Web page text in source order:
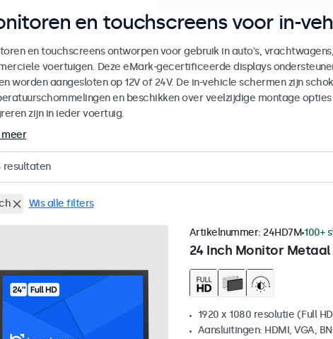
en touchscreens voor in-
en touchscreens ontworpen voor gebruik in auto's,
voertuigen. Deze eMark-gecertificeerde displays
worden aangesloten op 12V of 24V. De in-vehicle schermen zijn
en beschikken over veelzijdige montage
zijn in ieder voertuig.
meer
resultaten
Wis alle filters
24 Inch Monitor Metaal
Artikelnummer: 24HD7M 100+
1920 x 1080 resolutie (Full
Aansluitingen: HDMI, VGA,